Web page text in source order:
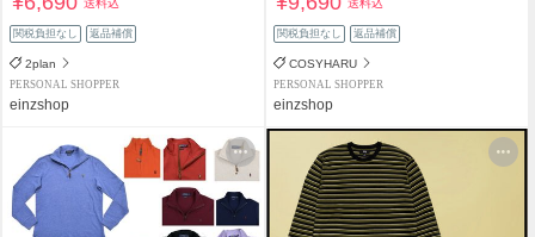
送料込
関税負担なし 返品補償
2plan
PERSONAL SHOPPER
einzshop
送料込
関税負担なし 返品補償
COSYHARU
PERSONAL SHOPPER
einzshop